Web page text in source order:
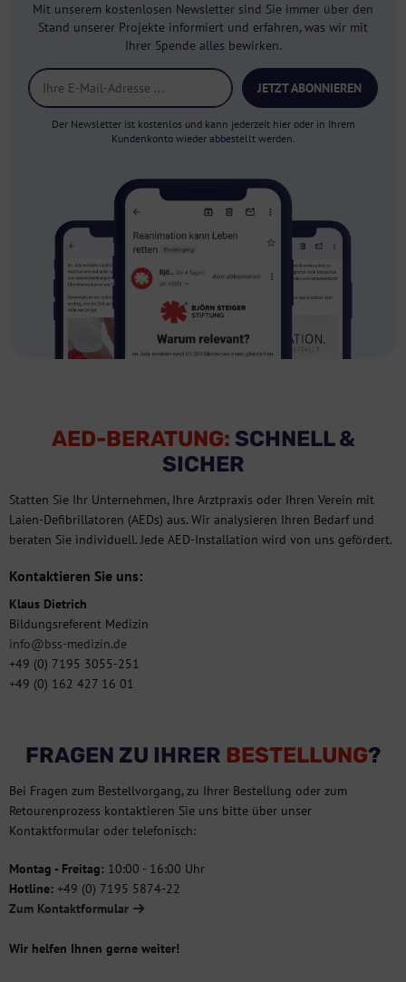
Mit unserem kostenlosen Newsletter sind Sie immer über den
Stand unserer Projekte informiert und erfahren, was wir mit
Ihrer Spende alles bewirken.
JETZT ABONNIEREN
Der Newsletter ist kostenlos und kann jederzeit hier oder in Ihrem
Kundenkonto wieder abbestellt werden.
AED-BERATUNG: SCHNELL &
SICHER
Statten Sie Ihr Unternehmen, Ihre Arztpraxis oder Ihren Verein mit
Laien-Defibrillatoren (AEDs) aus. Wir analysieren Ihren Bedarf und
beraten Sie individuell. Jede AED-Installation wird von uns gefördert.
Kontaktieren Sie uns:
Klaus Dietrich
Bildungsreferent Medizin
info@bss-medizin.de
+49 (0) 7195 3055-251
+49 (0) 162 427 16 01
FRAGEN ZU IHRER BESTELLUNG?
Bei Fragen zum Bestellvorgang, zu Ihrer Bestellung oder zum
Retourenprozess kontaktieren Sie uns bitte über unser
Kontaktformular oder telefonisch:
Montag - Freitag: 10:00 - 16:00 Uhr
Hotline: +49 (0) 7195 5874-22
Zum Kontaktformular
Wir helfen Ihnen gerne weiter!